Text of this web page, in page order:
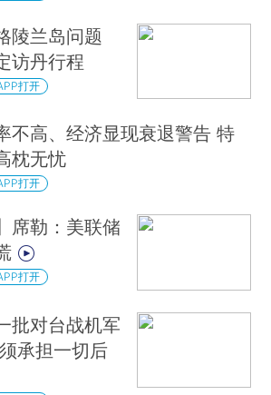
陵兰岛问题
访丹行程
打开
不高、经济显现衰退警告 特
枕无忧
打开
席勒：美联储
打开
批对台战机军
承担一切后